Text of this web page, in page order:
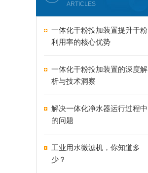
ARTICLES
一体化干粉投加装置提升干粉
利用率的核心优势
一体化干粉投加装置的深度解
析与技术洞察
解决一体化净水器运行过程中
的问题
工业用水微滤机，你知道多
少？